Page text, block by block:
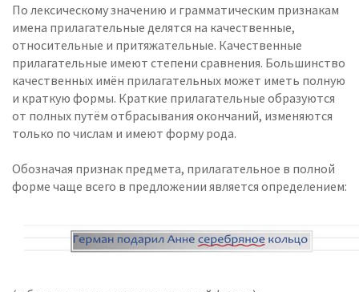
По лексическому значению и грамматическим признакам
имена прилагательные делятся на качественные,
относительные и притяжательные. Качественные
прилагательные имеют степени сравнения. Большинство
качественных имён прилагательных может иметь полную
и краткую формы. Краткие прилагательные образуются
от полных путём отбрасывания окончаний, изменяются
только по числам и имеют форму рода.
Обозначая признак предмета, прилагательное в полной
форме чаще всего в предложении является определением: